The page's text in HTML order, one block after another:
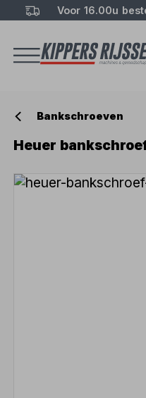
Voor 16.00u
Bankschroeven
Heuer